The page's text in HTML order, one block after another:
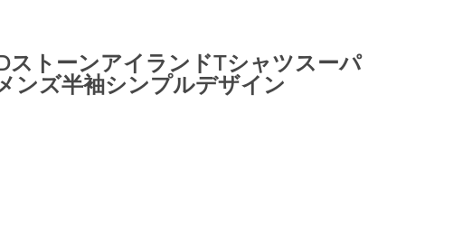
ストーンアイランドtシャツスーパ
ンズ半袖シンプルデザイン